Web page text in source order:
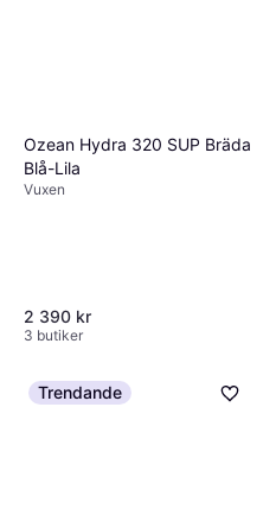
Ozean Hydra 320 SUP Bräda
Blå-Lila
Vuxen
2 390 kr
3 butiker
Trendande